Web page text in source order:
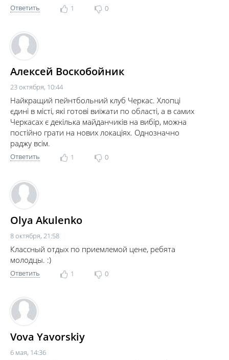
Ответить 1 0
Алексей Воскобойник
23 октября, 10:44
Найкращий пейнтбольний клуб Черкас. Хлопці
єдині в місті, які готові виїжати по області, а в самих
Черкасах є декілька майданчиків на вибір, можна
постійно грати на нових локаціях. Однозначно
раджу всім.
Ответить 1 0
Olya Akulenko
8 октября, 21:58
Классный отдых по приемлемой цене, ребята
молодцы. :)
Ответить 1 0
Vova Yavorskiy
6 мая, 14:36